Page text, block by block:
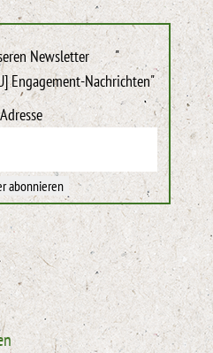
Newsletter "
Engagement-Nachrichten"
abonnieren